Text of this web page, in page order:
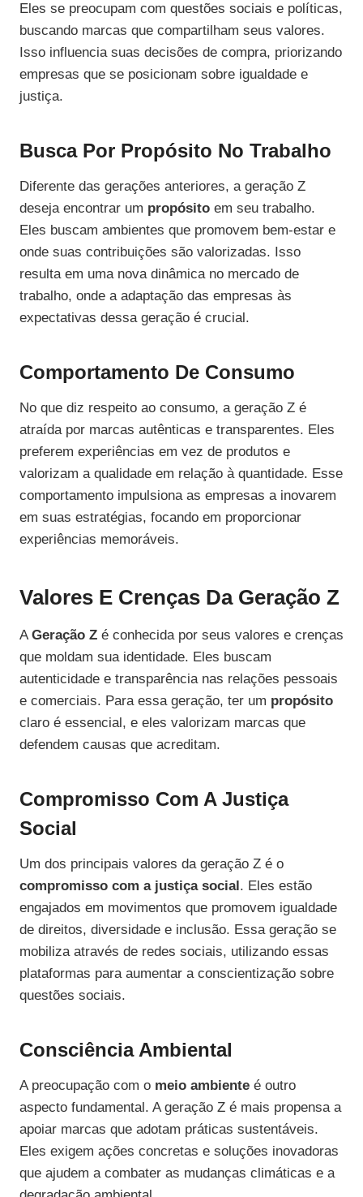
Eles se preocupam com questões sociais e políticas,
buscando marcas que compartilham seus valores.
Isso influencia suas decisões de compra, priorizando
empresas que se posicionam sobre igualdade e
justiça.
Busca Por Propósito No Trabalho
Diferente das gerações anteriores, a geração Z
deseja encontrar um propósito em seu trabalho.
Eles buscam ambientes que promovem bem-estar e
onde suas contribuições são valorizadas. Isso
resulta em uma nova dinâmica no mercado de
trabalho, onde a adaptação das empresas às
expectativas dessa geração é crucial.
Comportamento De Consumo
No que diz respeito ao consumo, a geração Z é
atraída por marcas autênticas e transparentes. Eles
preferem experiências em vez de produtos e
valorizam a qualidade em relação à quantidade. Esse
comportamento impulsiona as empresas a inovarem
em suas estratégias, focando em proporcionar
experiências memoráveis.
Valores E Crenças Da Geração Z
AGeração Z é conhecida por seus valores e crenças
que moldam sua identidade. Eles buscam
autenticidade e transparência nas relações pessoais
e comerciais. Para essa geração, ter um propósito
claro é essencial, e eles valorizam marcas que
defendem causas que acreditam.
Compromisso Com A Justiça
Social
Um dos principais valores da geração Z é o
compromisso com a justiça social . Eles estão
engajados em movimentos que promovem igualdade
de direitos, diversidade e inclusão. Essa geração se
mobiliza através de redes sociais, utilizando essas
plataformas para aumentar a conscientização sobre
questões sociais.
Consciência Ambiental
A preocupação com o meio ambiente é outro
aspecto fundamental. A geração Z é mais propensa a
apoiar marcas que adotam práticas sustentáveis.
Eles exigem ações concretas e soluções inovadoras
que ajudem a combater as mudanças climáticas e a